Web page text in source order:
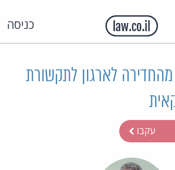
כניסה
לארגון לתקשורת
עקבו